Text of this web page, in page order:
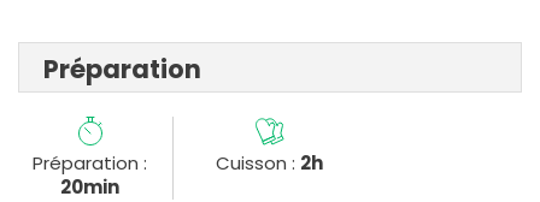
Préparation
Préparation :
20min
Cuisson : 2h